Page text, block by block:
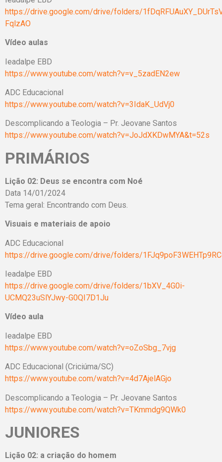
https://drive.google.com/drive/folders/
FqlzAO
Vídeo aulas
Ieadalpe EBD
https://www.youtube.com/watch?v=v_5zadEN2ew
ADC Educacional
https://www.youtube.com/watch?v=3IdaK_UdVj0
Descomplicando a Teologia – Pr. Jeovane Santos
https://www.youtube.com/watch?v=JoJdXKDwMYA&t=52s
PRIMÁRIOS
Lição 02: Deus se encontra com Noé
Data 14/01/2024
Tema geral: Encontrando com Deus.
Visuais e materiais de apoio
ADC Educacional
https://drive.google.com/drive/folders/
Ieadalpe EBD
https://drive.google.com/drive/folders/1bXV_4G0i-
UCMQ23uSlYJwy-G0QI7D1Ju
Vídeo aula
Ieadalpe EBD
https://www.youtube.com/watch?v=oZoSbg_7vjg
ADC Educacional (Criciúma/SC)
https://www.youtube.com/watch?v=4d7AjelAGjo
Descomplicando a Teologia – Pr. Jeovane Santos
https://www.youtube.com/watch?v=TKmmdg9QWk0
JUNIORES
Lição 02: a criação do homem